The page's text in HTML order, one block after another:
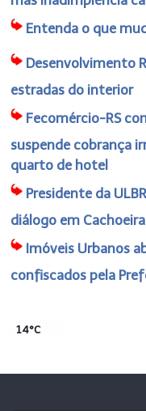
Entenda o que
Desenvolvimento
estradas do interior
Fecomércio-RS
suspende cobrança
quarto de hotel
Presidente da
diálogo em Cachoeira
Imóveis Urbanos
confiscados pela
14°C